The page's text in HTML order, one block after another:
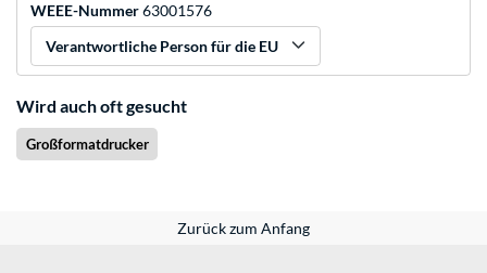
WEEE-Nummer63001576
Verantwortliche Person für die EU
Wird auch oft gesucht
Großformatdrucker
Zurück zum Anfang